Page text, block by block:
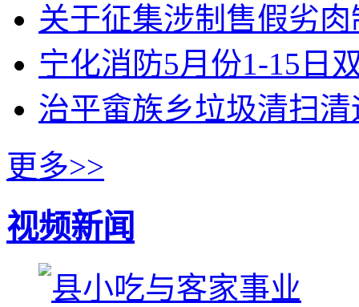
关于征集涉制售假劣
宁化消防5月份1-15日
治平畲族乡垃圾清扫
更多>>
视频新闻